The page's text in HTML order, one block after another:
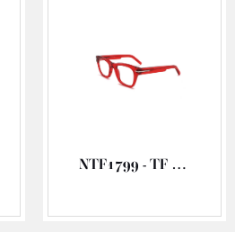
NTF1799 - TF OCCHIALI ACETATO VISTA